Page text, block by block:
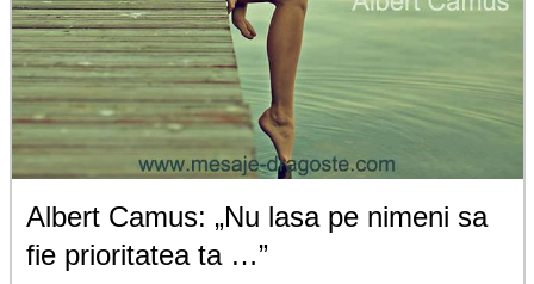
Albert Camus: „Nu lasa pe nimeni sa
fie prioritatea ta …”